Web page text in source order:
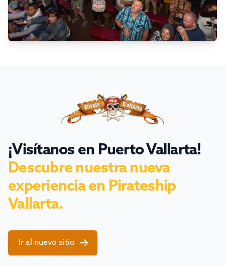
¡Visítanos en Puerto Vallarta!
Descubre nuestra nueva
experiencia en Pirateship
Vallarta.
Ir al nuevo sitio